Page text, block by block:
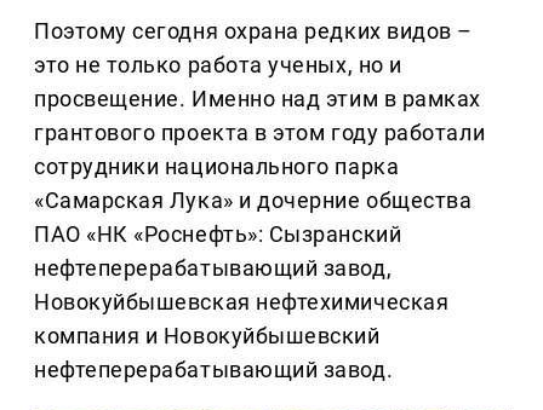
Поэтому сегодня охрана редких видов –
это не только работа ученых, но и
просвещение. Именно над этим в рамках
грантового проекта в этом году работали
сотрудники национального парка
«Самарская Лука» и дочерние общества
ПАО «НК «Роснефть»: Сызранский
нефтеперерабатывающий завод,
Новокуйбышевская нефтехимическая
компания и Новокуйбышевский
нефтеперерабатывающий завод.